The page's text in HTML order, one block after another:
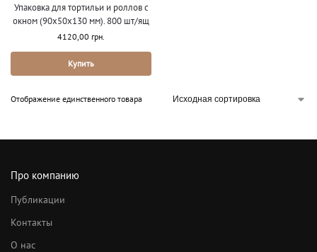
Упаковка для тортильи и роллов с
окном (90х50х130 мм). 800 шт/ящ
4120,00 грн.
Купить
Отображение единственного товара
Про компанию
Публикации
Контакты
О нас